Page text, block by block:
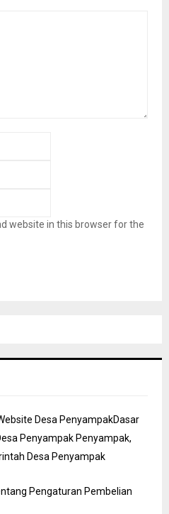
website in this browser for the
Dasar
Penyampak Penyampak,
Desa Penyampak